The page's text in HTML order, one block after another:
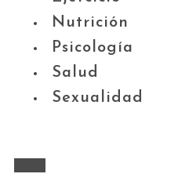
Nutrición
Psicología
Salud
Sexualidad